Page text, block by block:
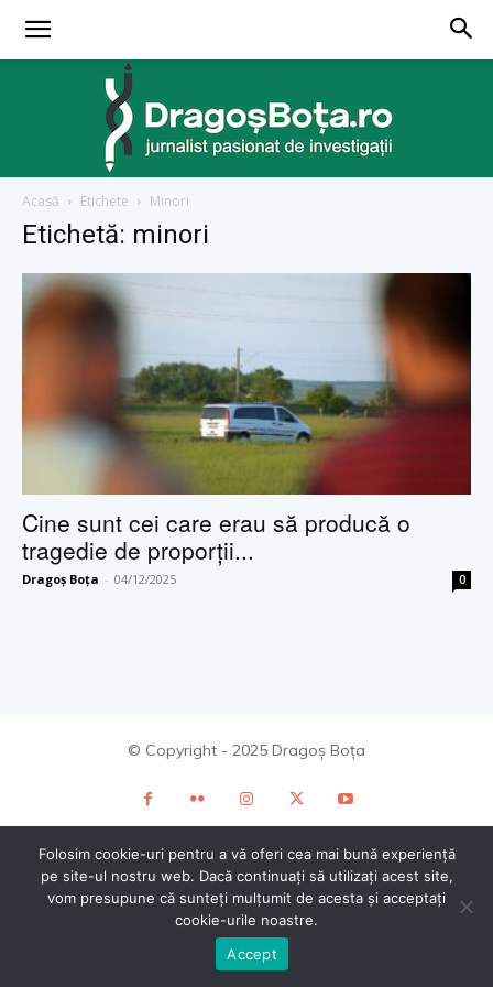
Acasă Etichete Minori
Etichetă: minori
Cine sunt cei care erau să producă o
tragedie de proporții...
Dragoș Boța - 04/12/2025 0
© Copyright - 2025 Dragoș Boța
Folosim cookie-uri pentru a vă oferi cea mai bună experiență
pe site-ul nostru web. Dacă continuați să utilizați acest site,
vom presupune că sunteți mulțumit de acesta și acceptați
cookie-urile noastre.
Accept